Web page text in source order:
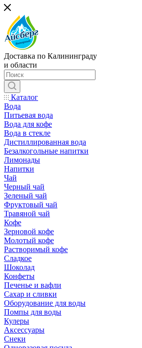
Доставка по Калининграду
и области
Каталог
Вода
Питьевая вода
Вода для кофе
Вода в стекле
Дистиллированная вода
Безалкогольные напитки
Лимонады
Напитки
Чай
Черный чай
Зеленый чай
Фруктовый чай
Травяной чай
Кофе
Зерновой кофе
Молотый кофе
Растворимый кофе
Сладкое
Шоколад
Конфеты
Печенье и вафли
Сахар и сливки
Оборудование для воды
Помпы для воды
Кулеры
Аксессуары
Снеки